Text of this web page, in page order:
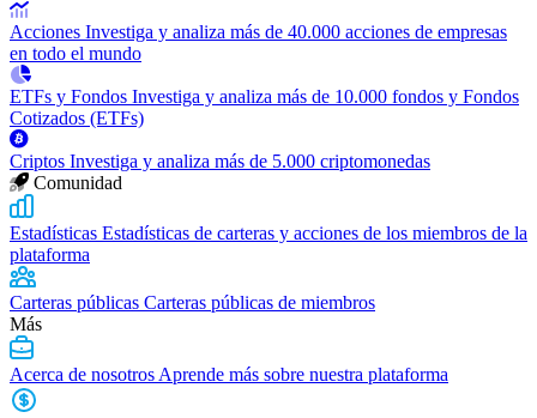
Acciones Investiga y analiza más de 40.000 acciones de empresas
en todo el mundo
ETFs y Fondos Investiga y analiza más de 10.000 fondos y Fondos
Cotizados (ETFs)
Criptos Investiga y analiza más de 5.000 criptomonedas
Comunidad
Estadísticas Estadísticas de carteras y acciones de los miembros de la
plataforma
Carteras públicas Carteras públicas de miembros
Más
Acerca de nosotros Aprende más sobre nuestra plataforma